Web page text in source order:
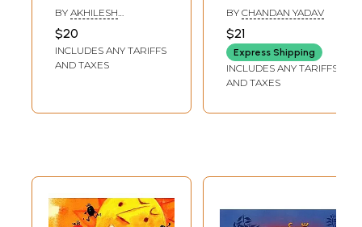
Children Stories)
BY AKHILESH
SRIVASTAVA CHAMAN
$20
INCLUDES ANY TARIFFS
AND TAXES
(Hindi Children
Stories)
BY CHANDAN YADAV
$21
Express Shipping
INCLUDES ANY TARIFFS
AND TAXES